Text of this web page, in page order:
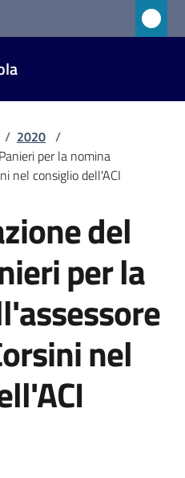
/ 2020 /
per la nomina
nel consiglio dell'ACI
del
per la
nel